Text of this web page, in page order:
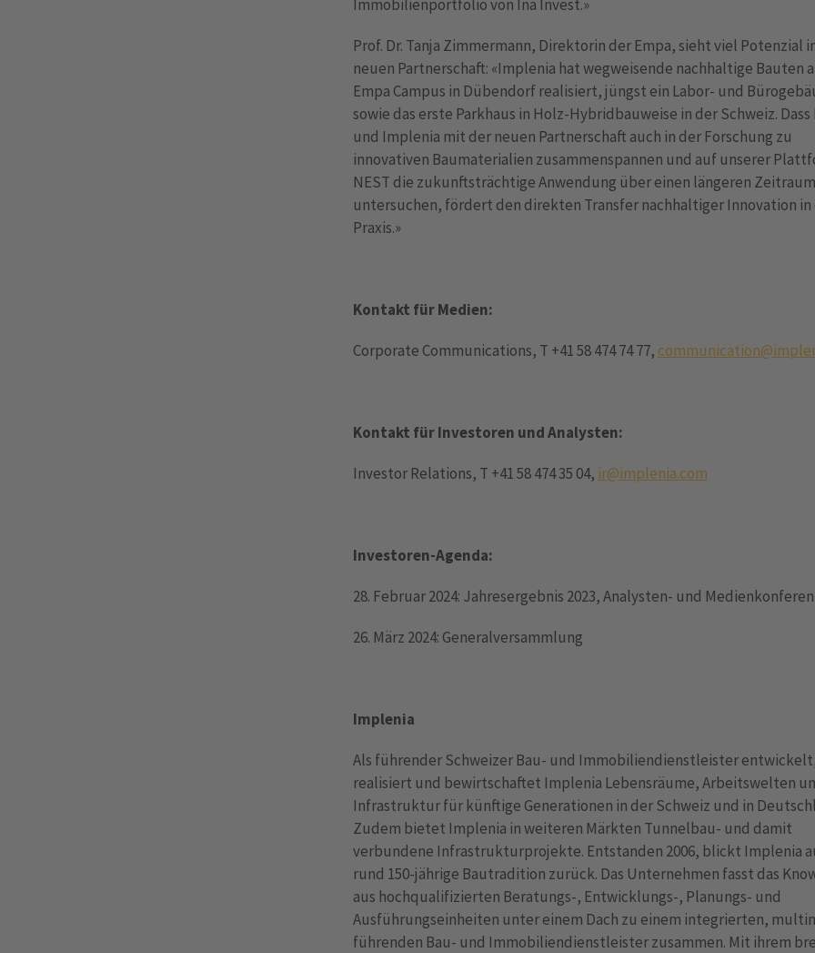
Immobili­enportfolio von Ina Invest.»
Prof. Dr. Tanja Zimmermann, Direktorin der Empa, sieht viel Potenzial
neuen Partnerschaft: «Implenia hat wegweisende nachhaltige Bauten
Empa Campus in Dübendorf realisiert, jüngst ein Labor- und
sowie das erste Parkhaus in Holz-Hybrid­bauweise in der Schweiz. Dass
und Implenia mit der neuen Partnerschaft auch in der Forschung zu
innovativen Bau­materialien zusammenspannen und auf unserer
NEST die zukunftsträchtige Anwendung über einen längeren Zeitraum
untersuchen, fördert den direkten Transfer nachhaltiger Innovation in
Praxis.»
Kontakt für Medien:
Corporate Communications, T +41 58 474 74 77,
Kontakt für Investoren und Analysten:
Investor Relations, T +41 58 474 35 04, ir@implenia.com
Investoren-Agenda:
28. Februar 2024: Jahresergebnis 2023, Analysten- und
26. März 2024: Generalversammlung
Implenia
Als führender Schweizer Bau- und Immobiliendienstleister
realisiert und bewirtschaftet Implenia Lebensräume, Arbeitswelten
Infrastruktur für künftige Generationen in der Schweiz und in
Zudem bietet Implenia in weiteren Märkten Tunnelbau- und damit
verbundene Infrastrukturprojekte. Entstanden 2006, blickt Implenia
rund 150-jährige Bautradition zurück. Das Unternehmen fasst das
aus hochqualifizierten Beratungs-, Entwicklungs-, Planungs- und
Ausführungseinheiten unter einem Dach zu einem integrierten,
führenden Bau- und Immobiliendienstleister zusammen. Mit ihrem